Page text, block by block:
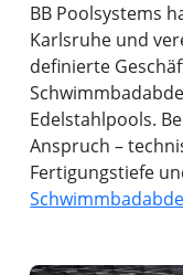
BB Poolsystems
Karlsruhe und
definierte
Edelstahlpools.
Anspruch –
Fertigungstiefe